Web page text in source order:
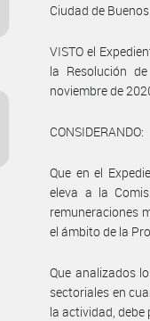
Ciudad de
VISTO el
la Resolución
noviembre de
CONSIDERANDO:
Que en el
eleva a la
remuneraciones
el ámbito de la
Que analizados
sectoriales en
la actividad, debe